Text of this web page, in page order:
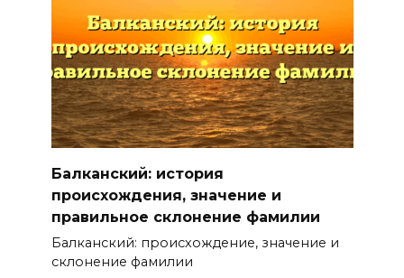
Балканский: история
происхождения, значение и
правильное склонение фамилии
Балканский: происхождение, значение и
склонение фамилии